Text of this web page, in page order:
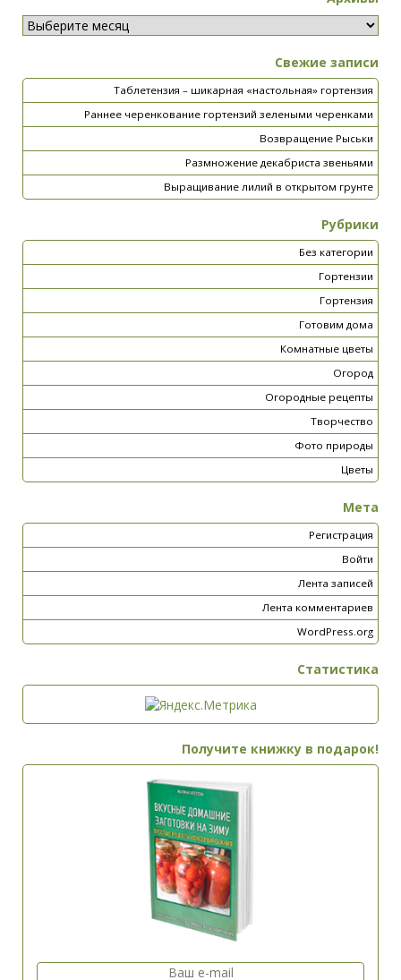
Свежие записи
Таблетензия – шикарная «настольная» гортензия
Раннее черенкование гортензий зелеными черенками
Возвращение Рыськи
Размножение декабриста звеньями
Выращивание лилий в открытом грунте
Рубрики
Без категории
Гортензии
Гортензия
Готовим дома
Комнатные цветы
Огород
Огородные рецепты
Творчество
Фото природы
Цветы
Мета
Регистрация
Войти
Лента записей
Лента комментариев
WordPress.org
Статистика
Получите книжку в подарок!